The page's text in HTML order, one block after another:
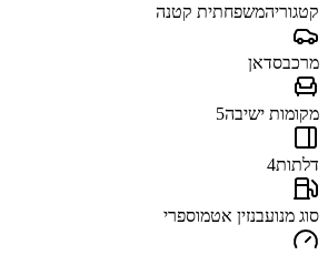
קטגוריהמשפחתית קטנה
מרכבסדאן
מקומות ישיבה5
דלתות4
סוג מנועבנזין אטמוספרי